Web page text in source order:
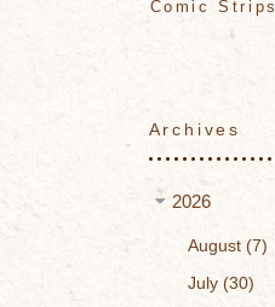
Comic Strips
Archives
2026
August 7
July 30